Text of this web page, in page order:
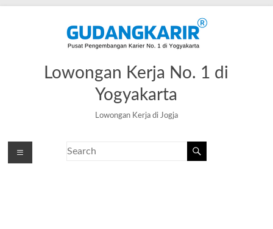
Lowongan Kerja No. 1 di
Yogyakarta
Lowongan Kerja di Jogja